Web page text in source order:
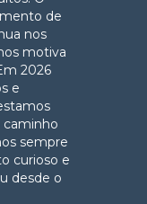
de
nos
motiva
2026
e
sempre
curioso e
desde o